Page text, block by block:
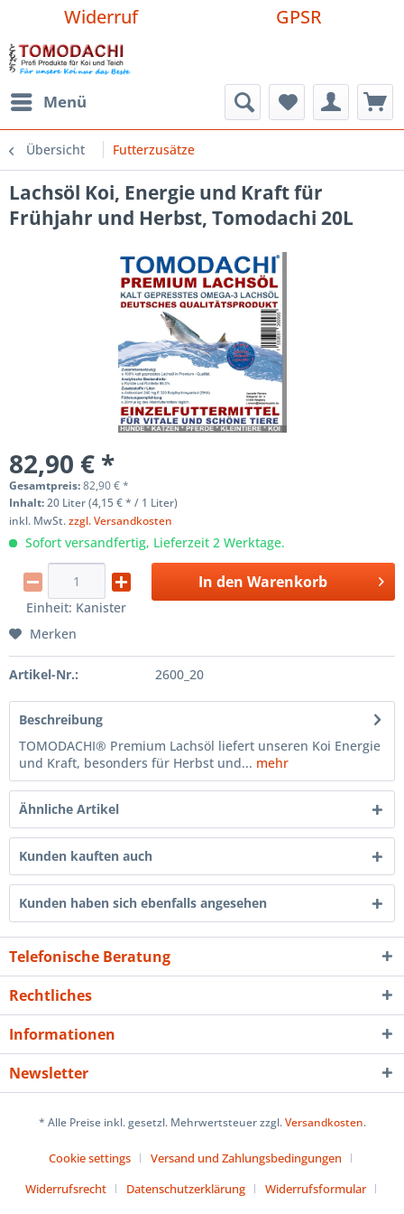
Widerruf GPSR
Menü
Übersicht Futterzusätze
Lachsöl Koi, Energie und Kraft für
Frühjahr und Herbst, Tomodachi 20L
82,90 € *
Gesamtpreis:82,90€*
Inhalt:20 Liter (4,15 € * / 1 Liter)
inkl. MwSt.zzgl. Versandkosten
Sofort versandfertig, Lieferzeit 2 Werktage.
Einheit: Kanister
In den Warenkorb
Merken
Artikel-Nr.: 2600_20
Beschreibung
TOMODACHI® Premium Lachsöl liefert unseren Koi Energie
und Kraft, besonders für Herbst und... mehr
Ähnliche Artikel
Kunden kauften auch
Kunden haben sich ebenfalls angesehen
Telefonische Beratung
Rechtliches
Informationen
Newsletter
* Alle Preise inkl. gesetzl. Mehrwertsteuer zzgl.Versandkosten.
Cookie settings
Versand und Zahlungsbedingungen
Widerrufsrecht
Datenschutzerklärung
Widerrufsformular